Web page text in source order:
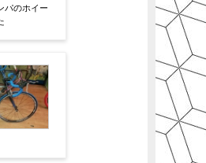
パのホイー